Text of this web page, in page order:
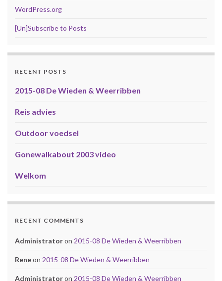
WordPress.org
[Un]Subscribe to Posts
RECENT POSTS
2015-08 De Wieden & Weerribben
Reis advies
Outdoor voedsel
Gonewalkabout 2003 video
Welkom
RECENT COMMENTS
Administratoron 2015-08 De Wieden & Weerribben
Reneon 2015-08 De Wieden & Weerribben
Administratoron 2015-08 De Wieden & Weerribben